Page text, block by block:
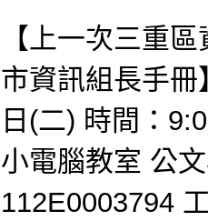
【上一次三重
市資訊組長手
日(二) 時間：
小電腦教室 公
112E0003794